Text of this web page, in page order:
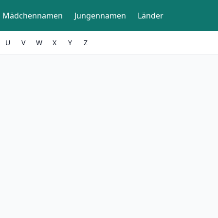
Mädchennamen Jungennamen Länder
U V W X Y Z